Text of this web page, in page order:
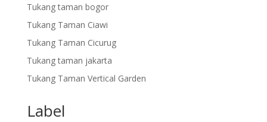
Tukang taman bogor
Tukang Taman Ciawi
Tukang Taman Cicurug
Tukang taman jakarta
Tukang Taman Vertical Garden
Label